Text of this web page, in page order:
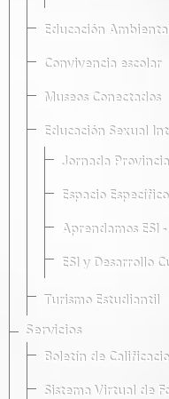
Educación
Convivencia escolar
Museos Conectados
Educación Sexual
Jornada
Espacio Específico
Aprendamos ESI
ESI y Desarrollo
Turismo Estudiantil
Servicios
Boletín de
Sistema Virtual de